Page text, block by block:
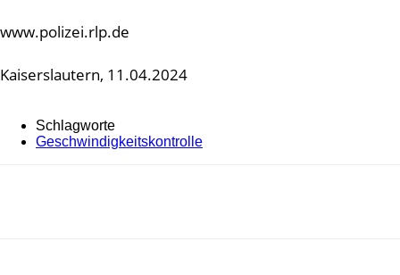
www.polizei.rlp.de
Kaiserslautern, 11.04.2024
Schlagworte
Geschwindigkeitskontrolle